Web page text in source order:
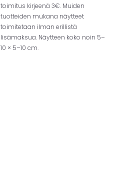
toimitus kirjeenä 3€. Muiden
tuotteiden mukana näytteet
toimitetaan ilman erillistä
lisämaksua. Näytteen koko noin 5–
10 × 5–10 cm.